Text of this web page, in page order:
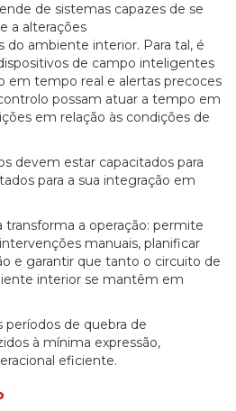
de sistemas capazes de se
a alterações
do ambiente interior. Para tal, é
de campo inteligentes
em tempo real e alertas precoces
possam atuar a tempo em
em relação às condições de
devem estar capacitados para
para a sua integração em
a operação: permite
manuais, planificar
e garantir que tanto o circuito de
interior se mantêm em
períodos de quebra de
à mínima expressão,
eficiente.